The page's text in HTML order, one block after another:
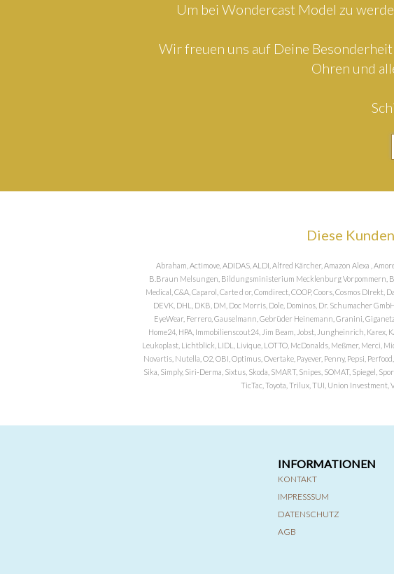
Um bei Wondercast Model zu
Wir freuen uns auf Deine
Ohren und
Diese
Abraham, Actimove, ADIDAS, ALDI, Alfred Kärcher, Amazon Alexa ,
B.Braun Melsungen, Bildungsministerium Mecklenburg Vorpommern,
Medical, C&A, Caparol, Carte d or, Comdirect, COOP, Coors, Cosmos
DEVK, DHL, DKB, DM, Doc Morris, Dole, Dominos, Dr. Schumacher
EyeWear, Ferrero, Gauselmann, Gebrüder Heinemann, Granini,
Home24, HPA, Immobilienscout24, Jim Beam, Jobst, Jungheinrich, Karex,
Leukoplast, Lichtblick, LIDL, Livique, LOTTO, McDonalds, Meßmer, Merci,
Novartis, Nutella, O2, OBI, Optimus, Overtake, Payever, Penny, Pepsi,
Sika, Simply, Siri-Derma, Sixtus, Skoda, SMART, Snipes, SOMAT, Spiegel,
TicTac, Toyota, Trilux, TUI, Union Investment,
INFORMATIONEN
KONTAKT
IMPRESSSUM
DATENSCHUTZ
AGB